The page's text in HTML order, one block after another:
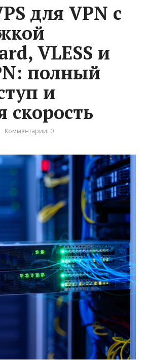
для VPN с
VLESS и
полный
и
скорость
Комментарии: 0